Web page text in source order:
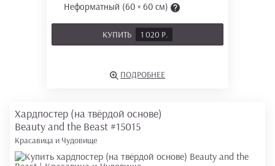
Неформатный (60 × 60 см)
КУПИТЬ 1 020 Р.
ПОДРОБНЕЕ
Хардпостер (на твёрдой основе)
Beauty and the Beast #15015
Красавица и Чудовище